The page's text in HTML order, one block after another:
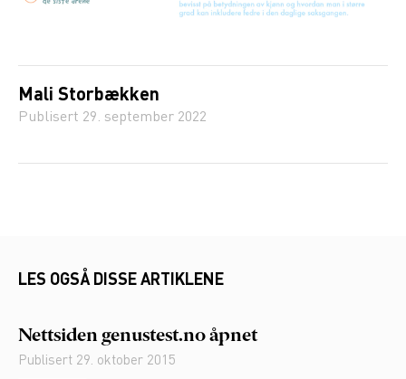
Mali Storbækken
Publisert 29. september 2022
LES OGSÅ DISSE ARTIKLENE
Nettsiden genustest.no åpnet
Publisert 29. oktober 2015